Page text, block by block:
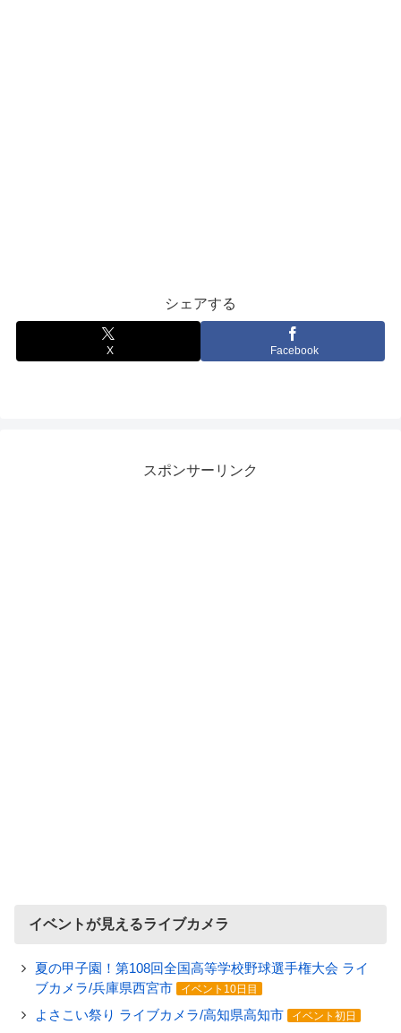
シェアする
X Facebook
スポンサーリンク
イベントが見えるライブカメラ
夏の甲子園！第108回全国高等学校野球選手権大会 ライ
ブカメラ/兵庫県西宮市
イベント10日目
よさこい祭り ライブカメラ/高知県高知市 イベント初日